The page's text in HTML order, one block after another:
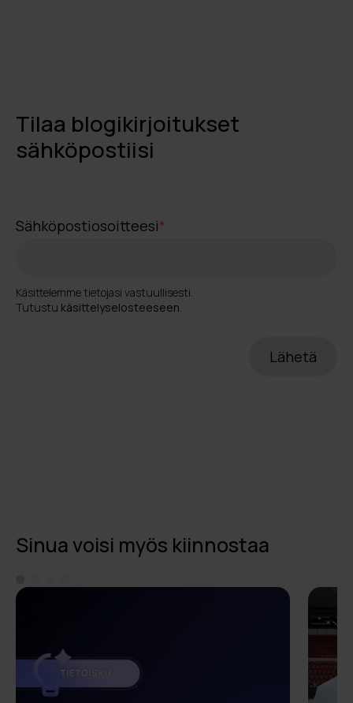
Tilaa blogikirjoitukset
sähköpostiisi
Sähköpostiosoitteesi*
Käsittelemme tietojasi vastuullisesti.
Tutustu käsittelyselosteeseen.
Sinua voisi myös kiinnostaa